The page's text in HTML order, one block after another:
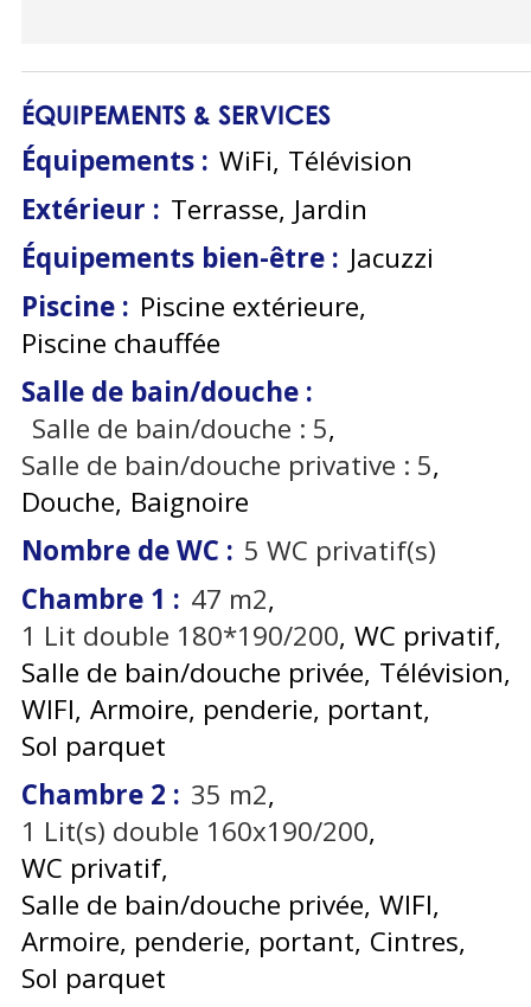
ÉQUIPEMENTS & SERVICES
Équipements : WiFi Télévision
Extérieur : Terrasse Jardin
Équipements bien-être : Jacuzzi
Piscine : Piscine extérieure
Piscine chauffée
Salle de bain/douche :
Salle de bain/douche : 5
Salle de bain/douche privative : 5
Douche Baignoire
Nombre de WC : 5 WC privatif(s)
Chambre 1 : 47 m2
1 Lit double 180*190/200 WC privatif
Salle de bain/douche privée Télévision
WIFI Armoire, penderie, portant
Sol parquet
Chambre 2 : 35 m2
1 Lit(s) double 160x190/200
WC privatif
Salle de bain/douche privée WIFI
Armoire, penderie, portant Cintres
Sol parquet